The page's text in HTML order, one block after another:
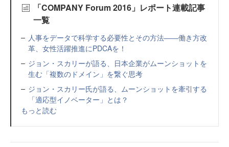
「COMPANY Forum 2016」レポート連載記事
一覧
人事をデータで科学する必要性とその方法――働き方改
革、女性活躍推進にPDCAを！
ジョン・スカリーが語る、日本企業がムーンショットを
生む「複数のドメイン」を繋ぐ思考
ジョン・スカリー氏が語る、ムーンショットを牽引する
「適応型イノベーター」とは？
もっと読む